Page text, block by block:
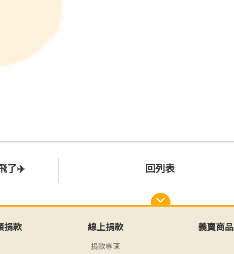
了✈️ 回列表
捐款 線上捐款
捐款專區
義賣商品